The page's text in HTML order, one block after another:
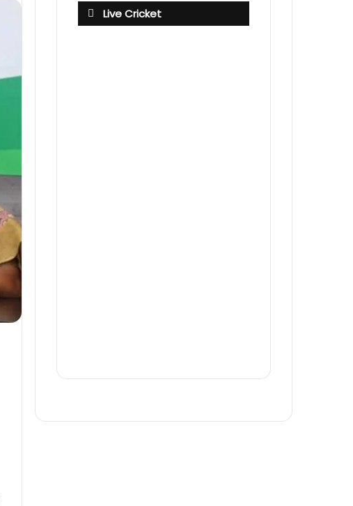
Live Cricket